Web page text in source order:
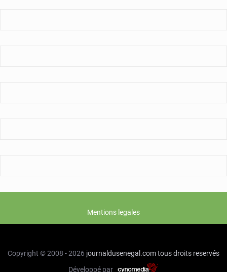
Mentions legales
Copyright © 2008 - 2026 journaldusenegal.comtous droits reservés
Développé par